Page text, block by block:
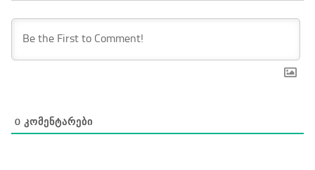
0 ᲙᲝᲛᲔᲜᲢᲐᲠᲔᲑᲘ